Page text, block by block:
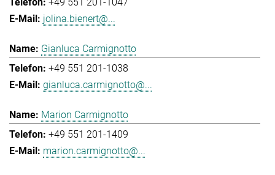
jolina.bienert@...
Gianluca Carmignotto
+49 551 201-1038
gianluca.carmignotto@...
Marion Carmignotto
+49 551 201-1409
marion.carmignotto@...